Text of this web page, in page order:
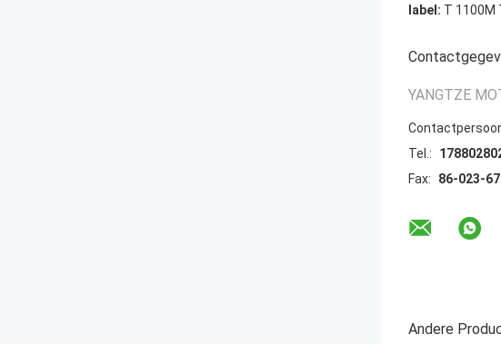
label: T 1100M
YANGTZE
Tel.:
Fax:
86-023-
Andere